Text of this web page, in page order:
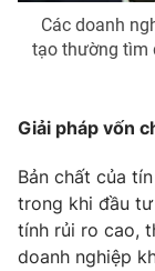
Các doanh
tạo thường tìm
Giải pháp vốn
Bản chất của
trong khi đầu
tính rủi ro cao,
doanh nghiệp